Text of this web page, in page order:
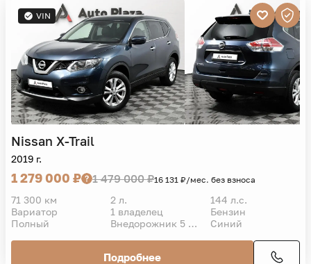
VIN
Nissan X-Trail
2019 г.
1 279 000 ₽ 1 479 000 ₽16 131 ₽/мес. без взноса
71 300 км 2 л.
144 л.с.
Вариатор
1 владелец
Бензин
Полный
Внедорожник 5 дв. Синий
Подробнее